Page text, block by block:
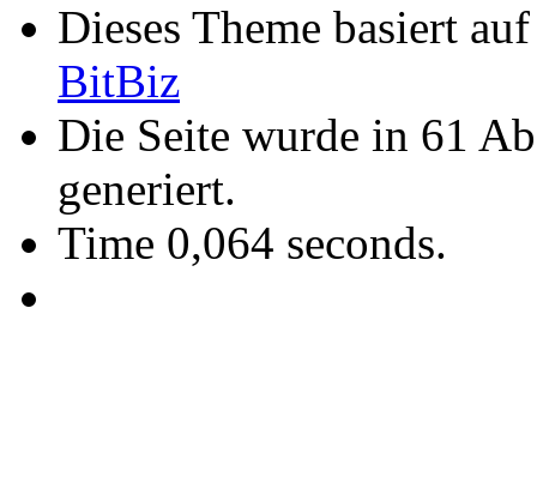
Dieses Theme basiert
BitBiz
Die Seite wurde in 61
generiert.
Time 0,064 seconds.